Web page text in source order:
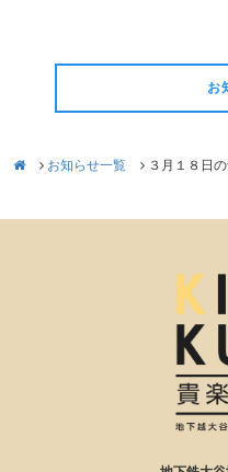
お
お知らせ一覧 ３月１８日